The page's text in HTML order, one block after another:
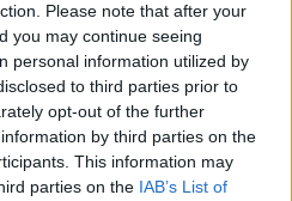
Please note that after your
you may continue seeing
personal information utilized by
to third parties prior to
opt-out of the further
by third parties on the
This information may
parties on the IAB’s List of
VIDEÓK # EXTRA VIDEÓ
# ANYA #LÁNYA